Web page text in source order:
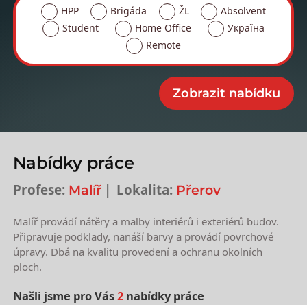
HPP Brigáda ŽL
Absolvent
Student
Home Office
Україна
Remote
Nabídky práce
Profese: Malíř Lokalita: Přerov
Malíř provádí nátěry a malby interiérů i exteriérů budov.
Připravuje podklady, nanáší barvy a provádí povrchové
úpravy. Dbá na kvalitu provedení a ochranu okolních
ploch.
Našli jsme pro Vás2 nabídky práce